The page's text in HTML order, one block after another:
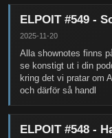
ELPOIT #549 -
2025-11-20
Alla shownotes finns
se konstigt ut i din
kring det vi pratar om
och därför så handl
ELPOIT #548 -